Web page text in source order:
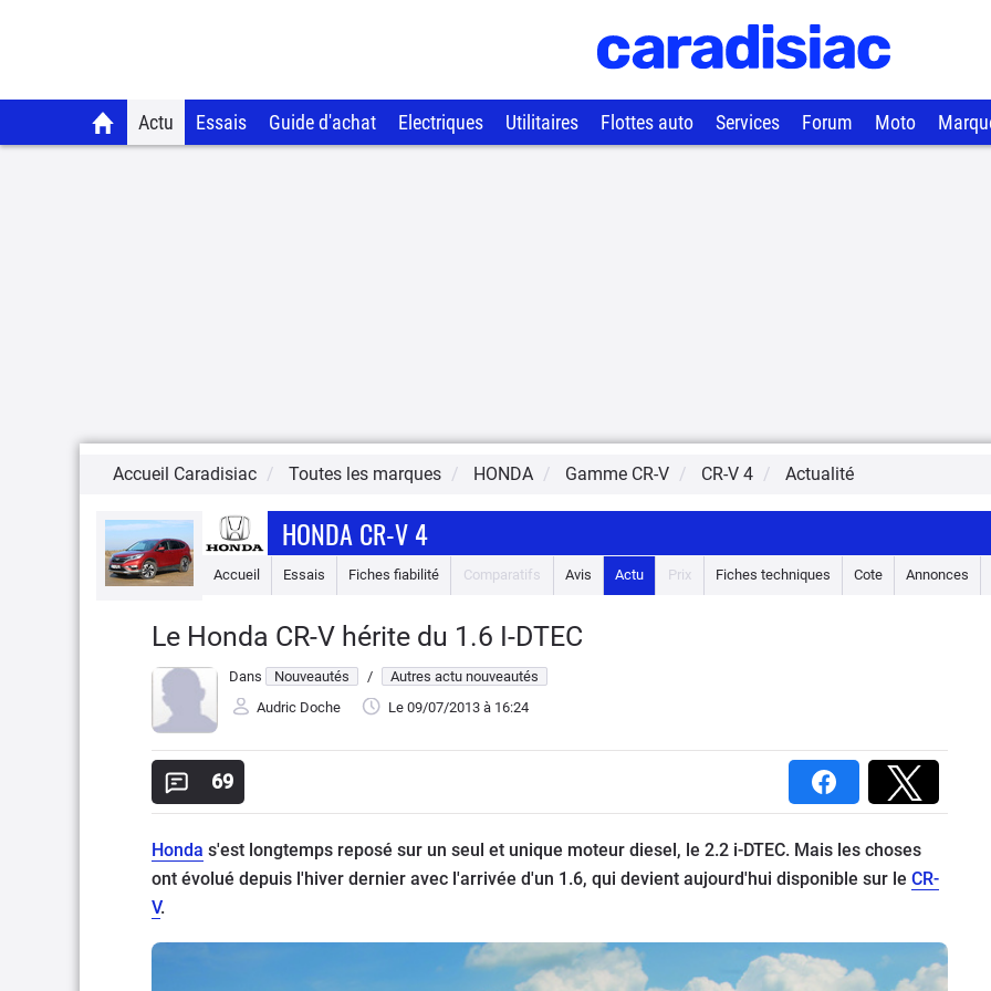
Actu Essais Guide d'achat Electriques Utilitaires Flottes auto Services Forum Moto
Accueil Caradisiac Toutes les marques HONDA Gamme CR-V CR-V 4 Actualité
HONDA CR-V 4
Accueil Essais Fiches fiabilité Comparatifs Avis Actu Prix Fiches techniques Cote Annonces
Le Honda CR-V hérite du 1.6 I-DTEC
Dans Nouveautés /
Autres actu nouveautés
Audric Doche
Le 09/07/2013 à 16:24
69
Honda s'est longtemps reposé sur un seul et unique moteur diesel, le 2.2 i-DTEC. Mais les choses
ont évolué depuis l'hiver dernier avec l'arrivée d'un 1.6, qui devient aujourd'hui disponible sur le CR-
V.